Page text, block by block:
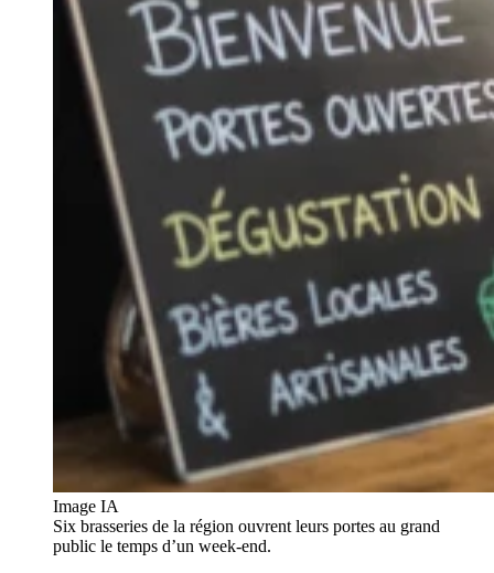
Image IA
Six brasseries de la région ouvrent leurs portes au grand
public le temps d’un week-end.